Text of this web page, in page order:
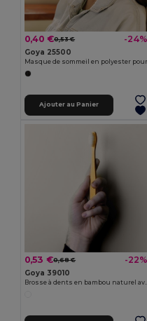
0,40 €0,53 € -24%
Goya 25500
Ajouter au Panier
0,53 €0,68 € -22%
Goya 39010